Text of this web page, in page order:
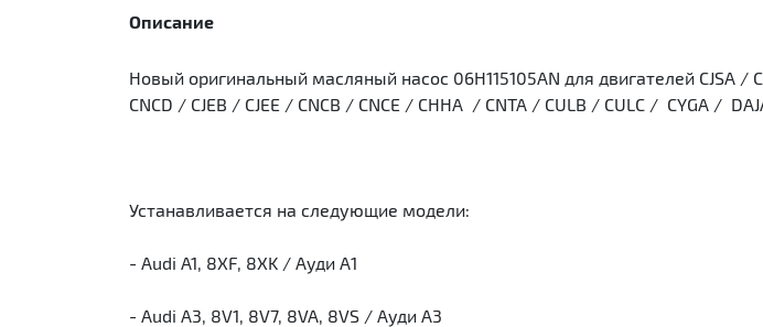
Описание
Новый оригинальный масляный насос 06H115105AN для двигателей CJSA /
CNCD / CJEB / CJEE / CNCB / CNCE / CHHA / CNTA / CULB / CULC / CYGA /
Устанавливается на следующие модели:
- Audi A1, 8XF, 8XK / Ауди А1
- Audi A3, 8V1, 8V7, 8VA, 8VS / Ауди А3